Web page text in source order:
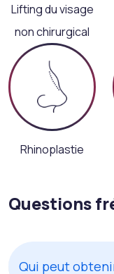
Lifting du visage
non chirurgical
Rhinoplastie
Questions
Qui peut